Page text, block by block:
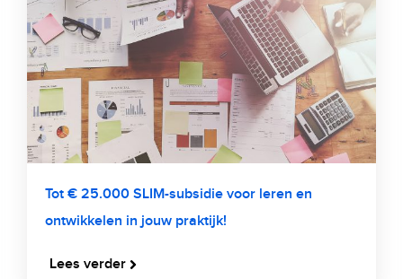
Tot € 25.000 SLIM-subsidie voor leren en
ontwikkelen in jouw praktijk!
Lees verder